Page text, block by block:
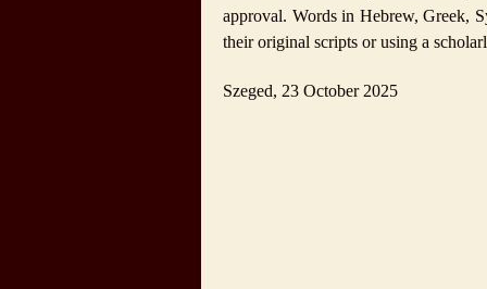
approval. Words in Hebrew, Greek,
their original scripts or using a
Szeged, 23 October 2025